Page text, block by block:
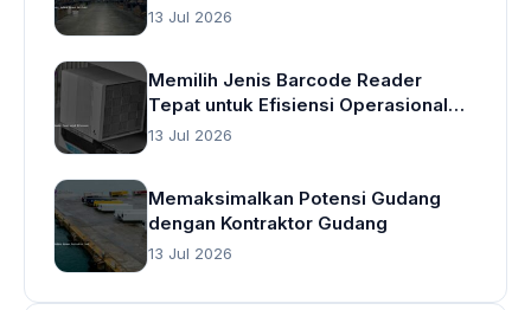
13 Jul 2026
Memilih Jenis Barcode Reader
Tepat untuk Efisiensi Operasional
Gudang
13 Jul 2026
Memaksimalkan Potensi Gudang
dengan Kontraktor Gudang
13 Jul 2026